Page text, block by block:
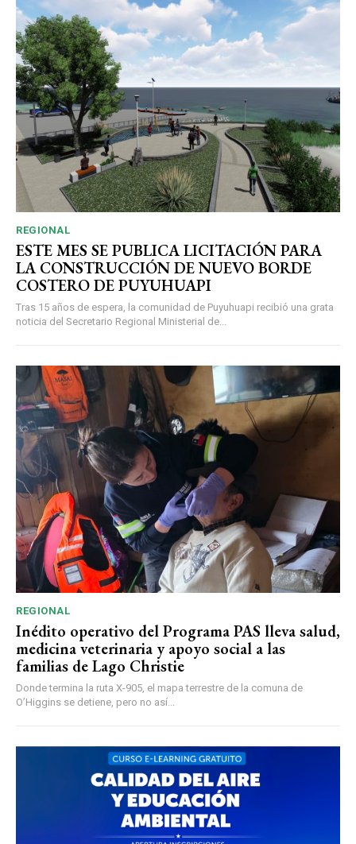
REGIONAL
ESTE MES SE PUBLICA LICITACIÓN PARA
LA CONSTRUCCIÓN DE NUEVO BORDE
COSTERO DE PUYUHUAPI
Tras 15 años de espera, la comunidad de Puyuhuapi recibió una grata
noticia del Secretario Regional Ministerial de...
REGIONAL
Inédito operativo del Programa PAS lleva salud,
medicina veterinaria y apoyo social a las
familias de Lago Christie
Donde termina la ruta X-905, el mapa terrestre de la comuna de
O’Higgins se detiene, pero no así...